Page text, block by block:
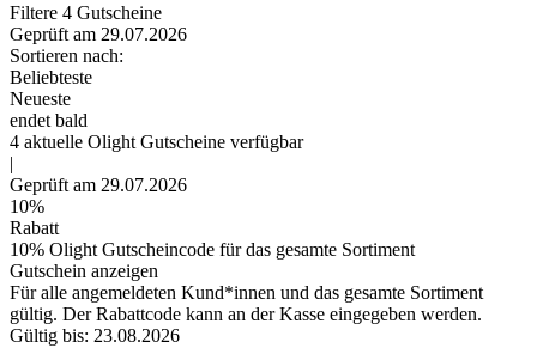
Filtere 4 Gutscheine
Geprüft am 29.07.2026
Sortieren nach:
Beliebteste
Neueste
endet bald
4 aktuelle Olight Gutscheine verfügbar
|
Geprüft am 29.07.2026
10%
Rabatt
10% Olight Gutscheincode für das gesamte Sortiment
Gutschein anzeigen
Für alle angemeldeten Kund*innen und das gesamte Sortiment
gültig. Der Rabattcode kann an der Kasse eingegeben werden.
Gültig bis: 23.08.2026